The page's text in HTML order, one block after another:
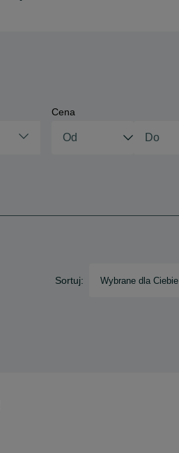
Cena
Sortuj: Wybrane dla Ciebie